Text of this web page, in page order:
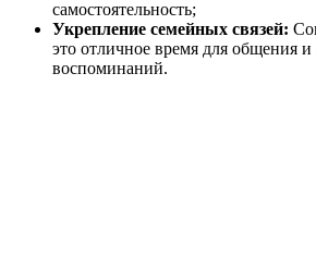
самостоятельность;
Укрепление семейных связей:
это отличное время для общения
воспоминаний.